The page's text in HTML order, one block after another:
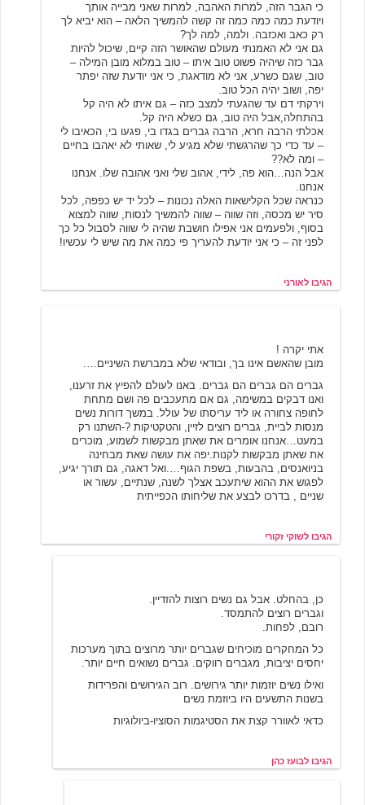
כי הגבר הזה, למרות האהבה, למרות שאני מבייה אותך
ויודעת כמה כמה כמה זה קשה להמשיך הלאה – הוא יביא לך
רק כאב ואכזבה. ולמה, למה לך?
גם אני לא האמנתי מעולם שהאושר הזה קיים, שיכול להיות
גבר כזה שיהיה פשוט טוב איתו – טוב במלוא מובן המילה –
טוב, שגם כשרע, אני לא מודאגת, כי אני יודעת שזה יפתר
יפה, ושוב יהיה הכל טוב.
וירקתי דם עד שהגעתי למצב כזה – גם איתו לא היה קל
בהתחלה,אבל היה טוב, גם כשלא היה קל.
אכלתי הרבה חרא, הרבה גברים בגדו בי, פגעו בי, הכאיבו לי
– עד כדי כך שהרגשתי שלא מגיע לי, שאותי לא יאהבו בחיים
– ומה לא??
אבל הנה…הוא פה, לידי, אהוב שלי ואני אהובה שלו. אנחנו
אנחנו.
כנראה שכל הקלישאות האלה נכונות – לכל יד יש כפפה, לכל
סיר יש מכסה, וזה שווה – שווה להמשיך לנסות, שווה למצוא
בסוף, ולפעמים אני אפילו חושבת שהיה לי שווה לסבול כל כך
לפני זה – כי אני יודעת להעריך פי כמה את מה שיש לי עכשיו!
הגיבו לאורני
אתי יקרה !
מובן שהאשם אינו בך, ובודאי שלא במברשת השיניים….
גברים הם גברים הם גברים. באנו לעולם להפיץ את זרענו,
ואנו דבקים במשימה, גם אם מתעכבים פה ושם מתחת
לחופה צחורה או ליד עריסתו של עולל. במשך דורות נשים
מנסות לביית, גברים רוצים לזיין, והטקטיקות ?-השתנו רק
במעט…אנחנו אומרים את שאתן מבקשות לשמוע, מוכרים
את שאתן מבקשות לקנות.יפה את עושה שאת מבחינה
בניואנסים, בהבעות, בשפת הגוף….ואל דאגה, גם תורך יגיע,
לפגוש את ההוא שיתעכב אצלך לשנה, שנתיים, עשור או
שניים , בדרכו לבצע את שליחותו הכפייתית
הגיבו לשוקי זקורי
כן, בהחלט. אבל גם נשים רוצות להזדיין.
וגברים רוצים להתמסד.
רובם, לפחות.
כל המחקרים מוכיחים שגברים יותר מרוצים בתוך מערכות
יחסים יציבות, מגברים רווקים. גברים נשואים חיים יותר.
ואילו נשים יוזמות יותר גירושים. רוב הגירושים והפרידות
בשנות התשעים היו ביוזמת נשים
כדאי לאוורר קצת את הסטיגמות הסוציו-ביולוגיות
הגיבו לבועז כהן